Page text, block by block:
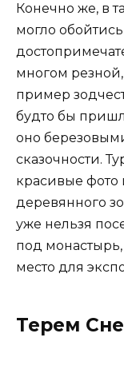
Конечно же, в
могло
многом
пример
будто бы
оно
сказочности.
красивые фото
деревянного
уже нельзя
под монастырь,
место для
Терем